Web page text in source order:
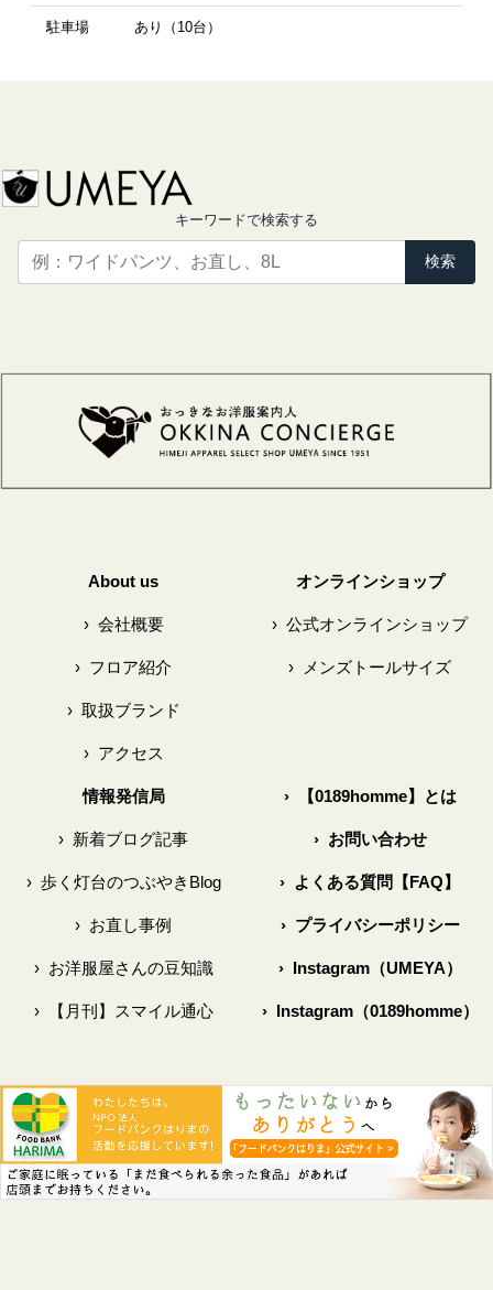
駐車場 あり（10台）
キーワードで検索する
検索
About us
›会社概要
› フロア紹介
›取扱ブランド
›アクセス
オンラインショップ
› 公式オンラインショップ
› メンズトールサイズ
情報発信局
› 新着ブログ記事
›歩く灯台のつぶやきBlog
› お直し事例
›お洋服屋さんの豆知識
›【月刊】スマイル通心
›【0189homme】とは
›お問い合わせ
› よくある質問【FAQ】
›プライバシーポリシー
›Instagram（UMEYA）
›Instagram（0189homme）